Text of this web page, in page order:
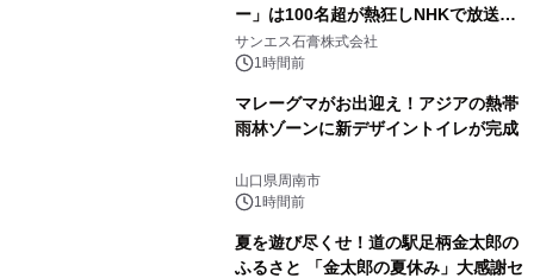
ー」は100名超が熱狂しNHKで放送さ
れました。
サンエス石膏株式会社
1時間前
マレーグマがお出迎え！アジアの熱帯
雨林ゾーンに新デザイントイレが完成
山口県周南市
1時間前
夏を遊び尽くせ！道の駅足柄金太郎の
ふるさと 「金太郎の夏休み」大感謝セ